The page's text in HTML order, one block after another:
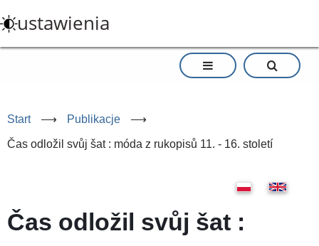
do
treści
ustawienia
Start ⟶ Publikacje ⟶
Čas odložil svůj šat : móda z rukopisů 11. - 16. století
Čas odložil svůj šat :